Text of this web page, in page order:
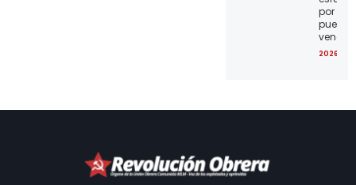
por el
pueblo
2026-